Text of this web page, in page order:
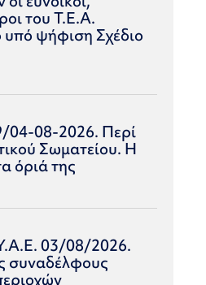
του Τ.Ε.Α.
υπό ψήφιση Σχέδιο
04-08-2026. Περί
Σωματείου. Η
όριά της
03/08/2026.
συναδέλφους